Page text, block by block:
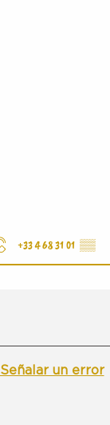
+33 4 68 31 01 ▒▒
Señalar un error